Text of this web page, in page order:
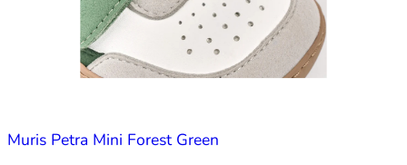
Muris Petra Mini Forest Green